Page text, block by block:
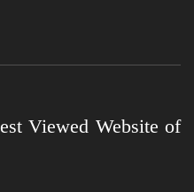
Viewed Website of